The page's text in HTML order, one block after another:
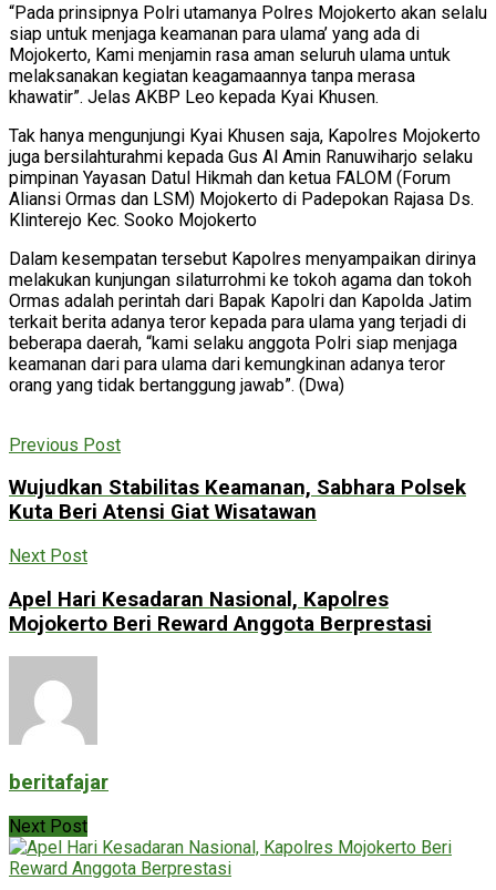
“Pada prinsipnya Polri utamanya Polres Mojokerto akan selalu
siap untuk menjaga keamanan para ulama’ yang ada di
Mojokerto, Kami menjamin rasa aman seluruh ulama untuk
melaksanakan kegiatan keagamaannya tanpa merasa
khawatir”. Jelas AKBP Leo kepada Kyai Khusen.
Tak hanya mengunjungi Kyai Khusen saja, Kapolres Mojokerto
juga bersilahturahmi kepada Gus Al Amin Ranuwiharjo selaku
pimpinan Yayasan Datul Hikmah dan ketua FALOM (Forum
Aliansi Ormas dan LSM) Mojokerto di Padepokan Rajasa Ds.
Klinterejo Kec. Sooko Mojokerto
Dalam kesempatan tersebut Kapolres menyampaikan dirinya
melakukan kunjungan silaturrohmi ke tokoh agama dan tokoh
Ormas adalah perintah dari Bapak Kapolri dan Kapolda Jatim
terkait berita adanya teror kepada para ulama yang terjadi di
beberapa daerah, “kami selaku anggota Polri siap menjaga
keamanan dari para ulama dari kemungkinan adanya teror
orang yang tidak bertanggung jawab”. (Dwa)
Previous Post
Wujudkan Stabilitas Keamanan, Sabhara Polsek
Kuta Beri Atensi Giat Wisatawan
Next Post
Apel Hari Kesadaran Nasional, Kapolres
Mojokerto Beri Reward Anggota Berprestasi
beritafajar
Next Post